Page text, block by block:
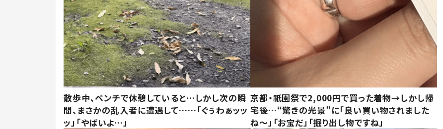
散歩中、ベンチで休憩していると…しかし次の瞬
間、まさかの乱入者に遭遇して……「ぐぅわぁッッ
ッ」「やばいよ…」
京都・祇園祭で2,000円で買った着物→しかし帰
宅後…“驚きの光景”に「良い買い物されました
ね～」「お宝だ」「掘り出し物ですね」